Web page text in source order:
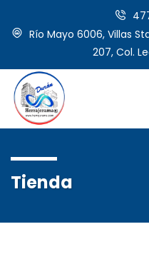
Río Mayo 6006, Villas
207, Col.
Tienda